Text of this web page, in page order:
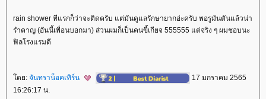
rain shower ทีแรกก็ว่าจะติดครับ แต่มันดูแลรักษายากอ่ะครับ พอรูมันตันแล้วน่า
รำคาญ (อันนี้เพื่อนบอกมา) ส่วนผมก็เป็นคนขี้เกียจ 555555 แต่จริง ๆ ผมชอบนะ
ฟิลโรงแรมดี
ดย: จันทราน็อคเทิร์น
17 มกราคม 2565
16:26:17 น.